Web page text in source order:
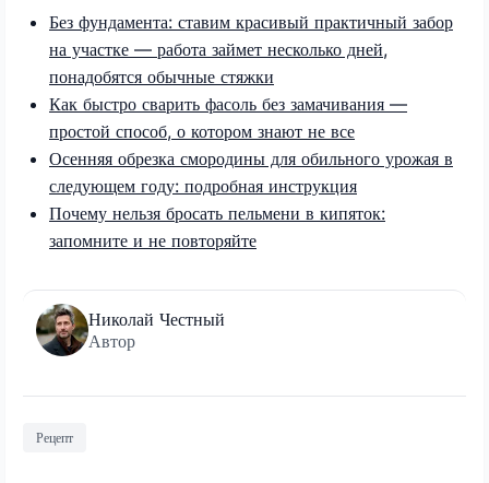
Без фундамента: ставим красивый практичный забор
на участке — работа займет несколько дней,
понадобятся обычные стяжки
Как быстро сварить фасоль без замачивания —
простой способ, о котором знают не все
Осенняя обрезка смородины для обильного урожая в
следующем году: подробная инструкция
Почему нельзя бросать пельмени в кипяток:
запомните и не повторяйте
Николай Честный
Автор
Рецепт